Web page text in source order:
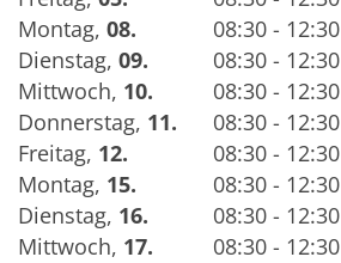
Montag, 08.
08:30 - 12:30
Dienstag, 09.
08:30 - 12:30
Mittwoch, 10.
08:30 - 12:30
Donnerstag, 11.
08:30 - 12:30
Freitag, 12.
08:30 - 12:30
Montag, 15.
08:30 - 12:30
Dienstag, 16.
08:30 - 12:30
Mittwoch, 17.
08:30 - 12:30